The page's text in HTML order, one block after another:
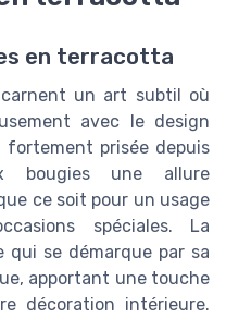
en terracotta
un art subtil où
avec le design
fortement prisée depuis
bougies une allure
ce soit pour un usage
spéciales. La
se démarque par sa
apportant une touche
décoration intérieure.